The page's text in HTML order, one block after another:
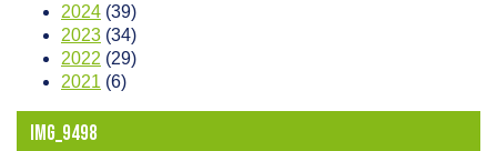
2024 (39)
2023 (34)
2022 (29)
2021 (6)
IMG_9498